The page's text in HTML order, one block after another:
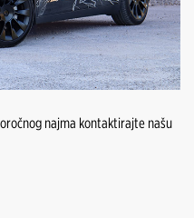
najma kontaktirajte našu